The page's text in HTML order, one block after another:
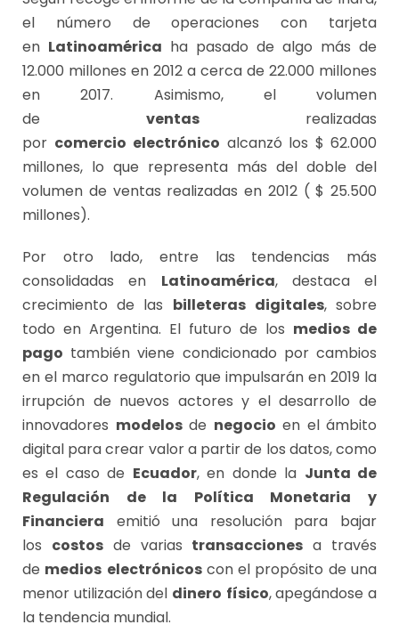
el número de operaciones con tarjeta
en Latinoamérica ha pasado de algo más de
12.000 millones en 2012 a cerca de 22.000 millones
en 2017. Asimismo, el volumen
de ventas realizadas
por comercio electrónico alcanzó los $ 62.000
millones, lo que representa más del doble del
volumen de ventas realizadas en 2012 ( $ 25.500
millones).
Por otro lado, entre las tendencias más
consolidadas en Latinoamérica, destaca el
crecimiento de las billeteras digitales, sobre
todo en Argentina. El futuro de los medios de
pago también viene condicionado por cambios
en el marco regulatorio que impulsarán en 2019 la
irrupción de nuevos actores y el desarrollo de
innovadores modelosde negocio en el ámbito
digital para crear valor a partir de los datos, como
es el caso de Ecuador, en donde la Junta de
Regulación de la Política Monetaria y
Financiera emitió una resolución para bajar
los costosde varias transacciones a través
de medios electrónicoscon el propósito de una
menor utilización del dinero físico, apegándose a
la tendencia mundial.